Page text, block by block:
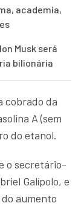
academia,
Musk será
bilionária
cobrado da
A (sem
do etanol.
o secretário-
Galípolo, e
aumento